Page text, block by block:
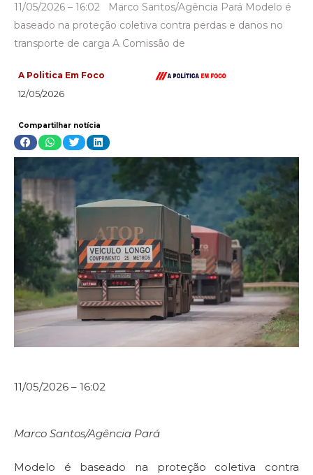
11/05/2026 – 16:02 Marco Santos/Agência Pará Modelo é
baseado na proteção coletiva contra perdas e danos no
transporte de carga A Comissão de
A Politica Em Foco
12/05/2026
Compartilhar notícia
11/05/2026 – 16:02
Marco Santos/Agência Pará
Modelo é baseado na proteção coletiva contra